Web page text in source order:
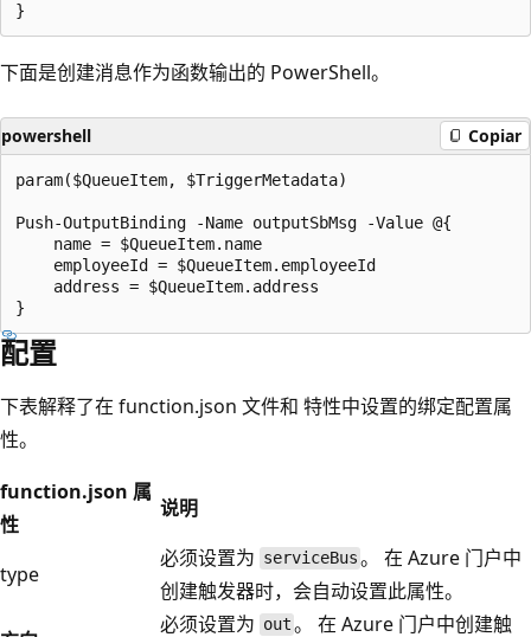
下面是创建消息作为函数输出的 PowerShell。
powershell Copiar
param($QueueItem, $TriggerMetadata)
Push-OutputBinding -Name outputSbMsg -Value @{
    name = $QueueItem.name
    employeeId = $QueueItem.employeeId
    address = $QueueItem.address
配置
下表解释了在 function.json 文件和 特性中设置的绑定配置属
性。
function.json 属
性
说明
type
必须设置为 serviceBus 。 在 Azure 门户中
创建触发器时，会自动设置此属性。
必须设置为 out 。 在 Azure 门户中创建触